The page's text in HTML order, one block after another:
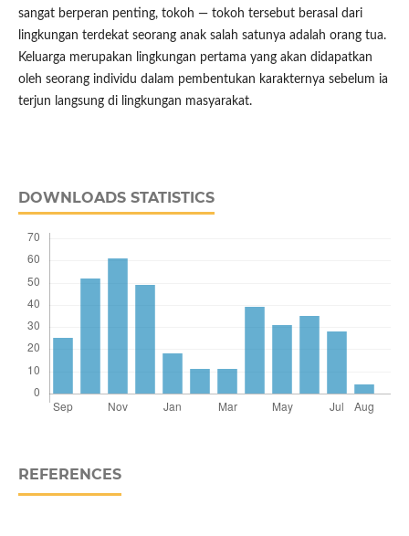
sangat berperan penting, tokoh — tokoh tersebut berasal dari
lingkungan terdekat seorang anak salah satunya adalah orang tua.
Keluarga merupakan lingkungan pertama yang akan didapatkan
oleh seorang individu dalam pembentukan karakternya sebelum ia
terjun langsung di lingkungan masyarakat.
DOWNLOADS STATISTICS
REFERENCES